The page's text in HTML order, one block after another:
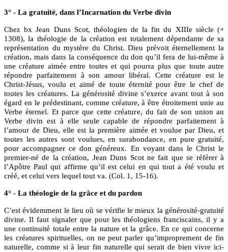
3° - La gratuité, dans l’Incarnation du Verbe divin
Chez bx Jean Duns Scot, théologien de la fin du XIIIe siècle (+
1308), la théologie de la création est totalement dépendante de sa
représentation du mystère du Christ. Dieu prévoit éternellement la
création, mais dans la conséquence du don qu’il fera de lui-même à
une créature aimée entre toutes et qui pourra plus que toute autre
répondre parfaitement à son amour libéral. Cette créature est le
Christ-Jésus, voulu et aimé de toute éternité pour être le chef de
toutes les créatures. La générosité divine s’exerce avant tout à son
égard en le prédestinant, comme créature, à être étroitement unie au
Verbe éternel. Et parce que cette créature, du fait de son union au
Verbe divin est à elle seule capable de répondre parfaitement à
l’amour de Dieu, elle est la première aimée et voulue par Dieu, et
toutes les autres sont voulues, en surabondance, en pure gratuité,
pour accompagner ce don généreux. En voyant dans le Christ le
premier-né de la création, Jean Duns Scot ne fait que se référer à
l’Apôtre Paul qui affirme qu’il est celui en qui tout a été voulu et
créé, et celui vers lequel tout va. (Col. 1, 15-16).
4° - La théologie de la grâce et du pardon
C’est évidemment le lieu où se vérifie le mieux la générosité-gratuité
divine. Il faut signaler que pour les théologiens franciscains, il y a
une continuité totale entre la nature et la grâce. En ce qui concerne
les créatures spirituelles, on ne peut parler qu’improprement de fin
naturelle, comme si à leur fin naturelle qui serait de bien vivre ici-